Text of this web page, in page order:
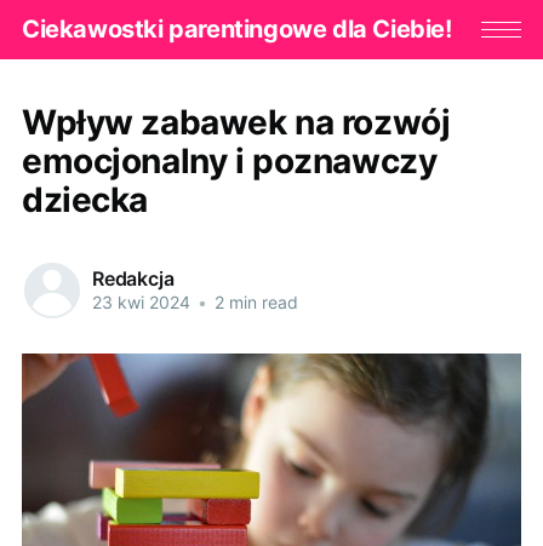
Ciekawostki parentingowe dla Ciebie!
Wpływ zabawek na rozwój
emocjonalny i poznawczy
dziecka
Redakcja
23 kwi 2024 • 2 min read